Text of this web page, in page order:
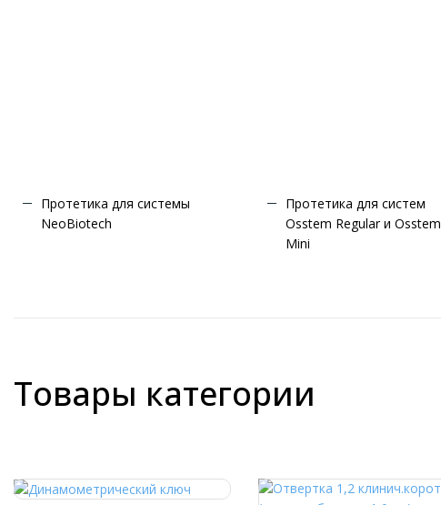
Протетика для системы
NeoBiotech
Протетика для систем
Osstem Regular и Osstem
Mini
Товары категории